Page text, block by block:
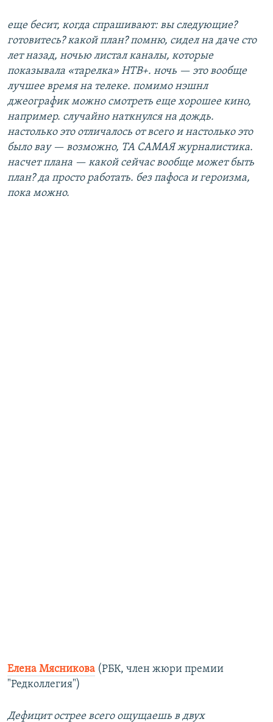
еще бесит, когда спрашивают: вы следующие?
готовитесь? какой план? помню, сидел на даче сто
лет назад, ночью листал каналы, которые
показывала «тарелка» НТВ+. ночь — это вообще
лучшее время на телеке. помимо нэшнл
джеографик можно смотреть еще хорошее кино,
например. случайно наткнулся на дождь.
настолько это отличалось от всего и настолько это
было вау — возможно, ТА САМАЯ журналистика.
насчет плана — какой сейчас вообще может быть
план? да просто работать. без пафоса и героизма,
пока можно.
Елена Мясникова (РБК, член жюри премии
"Редколлегия")
Дефицит острее всего ощущаешь в двух